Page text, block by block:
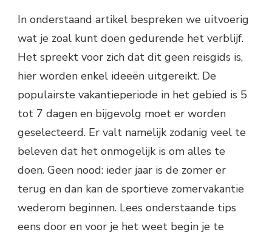
In onderstaand artikel bespreken we uitvoerig
wat je zoal kunt doen gedurende het verblijf.
Het spreekt voor zich dat dit geen reisgids is,
hier worden enkel ideeën uitgereikt. De
populairste vakantieperiode in het gebied is 5
tot 7 dagen en bijgevolg moet er worden
geselecteerd. Er valt namelijk zodanig veel te
beleven dat het onmogelijk is om alles te
doen. Geen nood: ieder jaar is de zomer er
terug en dan kan de sportieve zomervakantie
wederom beginnen. Lees onderstaande tips
eens door en voor je het weet begin je te